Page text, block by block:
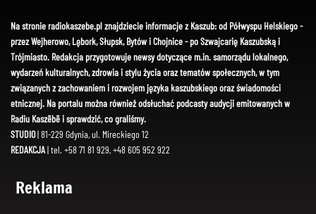
Na stronie radiokaszebe.pl znajdziecie informacje z Kaszub: od Półwyspu Helskiego -
przez Wejherowo, Lębork, Słupsk, Bytów i Chojnice - po Szwajcarię Kaszubską i
Trójmiasto. Redakcja przygotowuje newsy dotyczące m.in. samorządu lokalnego,
wydarzeń kulturalnych, zdrowia i stylu życia oraz tematów społecznych, w tym
związanych z zachowaniem i rozwojem języka kaszubskiego oraz świadomości
etnicznej. Na portalu można również odsłuchać podcasty audycji emitowanych w
Radiu Kaszëbë i sprawdzić, co graliśmy.
STUDIO| 81-229 Gdynia, ul. Mireckiego 12
REDAKCJA| tel. +58 71 81 929, +48 605 952 922
Reklama